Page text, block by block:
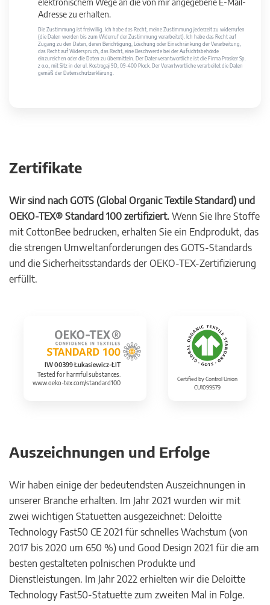
elektronischem Wege an die von mir angegebene E-Mail-
Adresse zu erhalten.
Die Zustimmung ist freiwillig. Ich habe das Recht, meine Zustimmung jederzeit zu widerrufen
(die Daten werden bis zum Widerruf der Zustimmung verarbeitet). Ich habe das Recht auf
Zugang zu den Daten, deren Berichtigung, Löschung oder Einschränkung der Verarbeitung,
das Recht auf Widerspruch, das Recht, eine Beschwerde bei der Aufsichtsbehörde
einzureichen oder die Daten zu übermitteln. Der Datenverantwortliche ist die Firma Prosker Sp.
z o.o., mit Sitz in der ul. Kostrogaj 9D, 09-400 Płock. Der Verantwortliche verarbeitet die Daten
gemäß der Datenschutzerklärung.
Zertifikate
Wir sind nach GOTS (Global Organic Textile Standard) und
OEKO-TEX® Standard 100 zertifiziert. Wenn Sie Ihre Stoffe
mit CottonBee bedrucken, erhalten Sie ein Endprodukt, das
die strengen Umweltanforderungen des GOTS-Standards
und die Sicherheitsstandards der OEKO-TEX-Zertifizierung
erfüllt.
IW 00399 Łukasiewicz-ŁIT
Tested for harmful substances.
www.oeko-tex.com/standard100
Certified by Control Union
CU1099579
Auszeichnungen und Erfolge
Wir haben einige der bedeutendsten Auszeichnungen in
unserer Branche erhalten. Im Jahr 2021 wurden wir mit
zwei wichtigen Statuetten ausgezeichnet: Deloitte
Technology Fast50 CE 2021 für schnelles Wachstum (von
2017 bis 2020 um 650 %) und Good Design 2021 für die am
besten gestalteten polnischen Produkte und
Dienstleistungen. Im Jahr 2022 erhielten wir die Deloitte
Technology Fast50-Statuette zum zweiten Mal in Folge.